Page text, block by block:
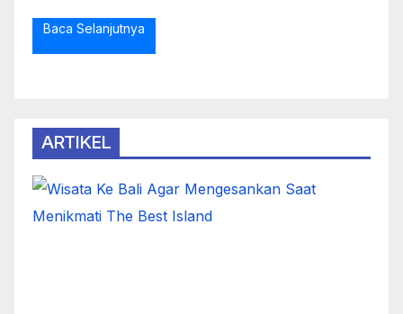
Baca Selanjutnya
ARTIKEL